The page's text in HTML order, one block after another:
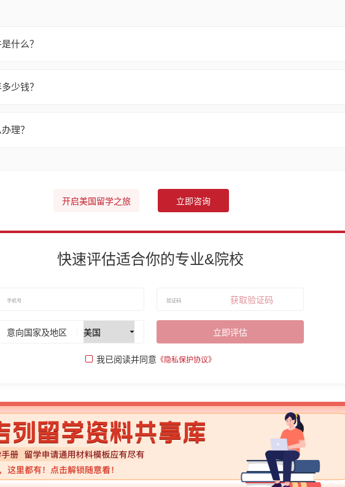
什么？
少钱？
理？
开启美国留学之旅 立即咨询
快速评估适合你的专业&院校
获取验证码
意向国家及地区 立即评估
我已阅读并同意 《隐私保护协议》